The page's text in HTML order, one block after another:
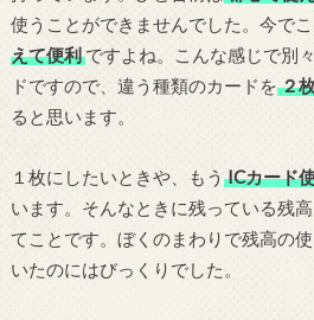
使うことができませんでした。今で
えて便利ですよね。こんな感じで別
ドですので、違う種類のカードを ２
ると思います。
１枚にしたいときや、もう ICカード
います。そんなときに残っている残
てことです。ぼくのまわりで残高の
いたのにはびっくりでした。